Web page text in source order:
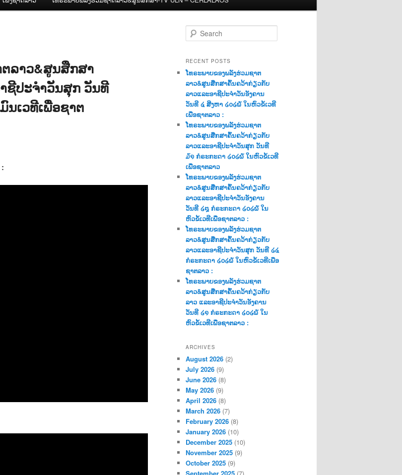
ລາວ&ສູນສືກສາ
ຊີປະຈຳວັນສຸກ ວັນທີ
ນເວທີເພື່ອຊາຕ
e
r
c
h
RECENT POSTS
ໂທຣະພາບຂອງພລັງຮ່ວມຊາຕ
ລາວ&ສູນສືກສາຄົ້ນຄວ້າກ່ຽວກັບ
ລາວແລະອາຊີປະຈຳວັນອັງຄານ
ວັນທີ ໔ ສີງຫາ ໒໐໒໖ ໃນຫົວຂໍ້ເວທີ
ເພື່ອຊາຕລາວ :
ໂທຣະພາບຂອງພລັງຮ່ວມຊາຕ
ລາວ&ສູນສືກສາຄົ້ນຄວ້າກ່ຽວກັບ
ລາວແລະອາຊີປະຈຳວັນສຸກ ວັນທີ
໓໑ ກໍຣະກະດາ ໒໐໒໖ ໃນຫົວຂໍ້ເວທີ
ເພື່ອຊາຕລາວ
ໂທຣະພາບຂອງພລັງຮ່ວມຊາຕ
ລາວ&ສູນສືກສາຄົ້ນຄວ້າກ່ຽວກັບ
ລາວແລະອາຊີປະຈຳວັນອັງຄານ
ວັນທີ ໒໘ ກໍຣະກະດາ ໒໐໒໖ ໃນ
ຫົວຂໍ້ເວທີເພື່ອຊາຕລາວ :
ໂທຣະພາບຂອງພລັງຮ່ວມຊາຕ
ລາວ&ສູນສືກສາຄົ້ນຄວ້າກ່ຽວກັບ
ລາວແລະອາຊີປະຈຳວັນສຸກ ວັນທີ ໒໔
ກໍຣະກະດາ ໒໐໒໖ ໃນຫົວຂໍ້ເວທີເພື່ອ
ຊາຕລາວ :
ໂທຣະພາບຂອງພລັງຮ່ວມຊາຕ
ລາວ&ສູນສືກສາຄົ້ນຄວ້າກ່ຽວກັບ
ລາວ ແລະອາຊີປະຈຳວັນອັງຄານ
ວັນທີ ໒໑ ກໍຣະກະດາ ໒໐໒໖ ໃນ
ຫົວຂໍ້ເວທີເພື່ອຊາຕລາວ :
ARCHIVES
August 2026 (2)
July 2026 (9)
June 2026 (8)
May 2026 (9)
April 2026 (8)
March 2026 (7)
February 2026 (8)
January 2026 (10)
December 2025 (10)
November 2025 (9)
October 2025 (9)